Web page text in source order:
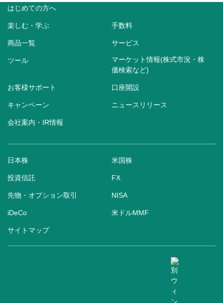
はじめての方へ
楽しむ・学ぶ 手数料
商品一覧 サービス
ツール
マーケット情報(株式市況・株
価検索など)
お客様サポート 口座開設
キャンペーン ニュースリリース
会社案内・IR情報
日本株 米国株
投資信託 FX
先物・オプション取引 NISA
iDeCo 米ドルMMF
サイトマップ